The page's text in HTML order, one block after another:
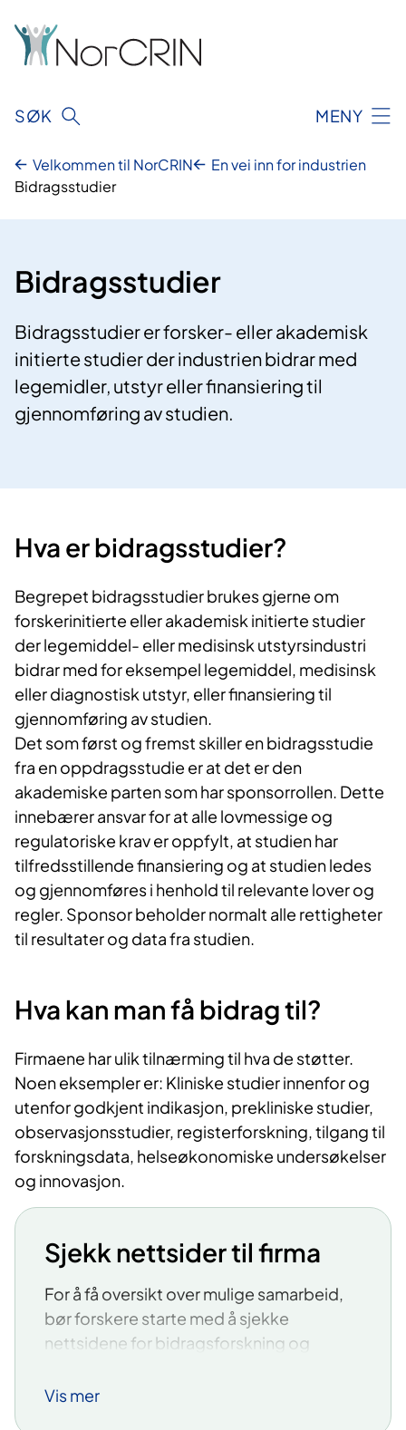
innhold
SØK MENY
Velkommen til NorCRIN
En vei inn for industrien
Bidragsstudier
Bidragsstudier
Bidragsstudier er forsker- eller akademisk
initierte studier der industrien bidrar med
legemidler, utstyr eller finansiering til
gjennomføring av studien.
Hva er bidragsstudier?
Begrepet bidragsstudier brukes gjerne om
forskerinitierte eller akademisk initierte studier
der legemiddel- eller medisinsk utstyrsindustri
bidrar med for eksempel legemiddel, medisinsk
eller diagnostisk utstyr, eller finansiering til
gjennomføring av studien.
Det som først og fremst skiller en bidragsstudie
fra en oppdragsstudie er at det er den
akademiske parten som har sponsorrollen. Dette
innebærer ansvar for at alle lovmessige og
regulatoriske krav er oppfylt, at studien har
tilfredsstillende finansiering og at studien ledes
og gjennomføres i henhold til relevante lover og
regler. Sponsor beholder normalt alle rettigheter
til resultater og data fra studien.
Hva kan man få bidrag til?
Firmaene har ulik tilnærming til hva de støtter.
Noen eksempler er: Kliniske studier innenfor og
utenfor godkjent indikasjon, prekliniske studier,
observasjonsstudier, registerforskning, tilgang til
forskningsdata, helseøkonomiske undersøkelser
og innovasjon.
Sjekk nettsider til firma
For å få oversikt over mulige samarbeid,
bør forskere starte med å sjekke
nettsidene for bidragsforskning og
firmaer innenfor sitt fagfelt. Her er noen
Vis mer